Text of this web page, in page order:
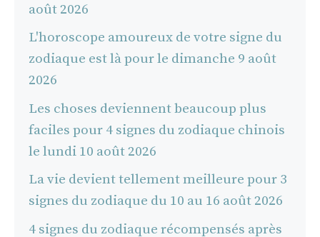
août 2026
L'horoscope amoureux de votre signe du
zodiaque est là pour le dimanche 9 août
2026
Les choses deviennent beaucoup plus
faciles pour 4 signes du zodiaque chinois
le lundi 10 août 2026
La vie devient tellement meilleure pour 3
signes du zodiaque du 10 au 16 août 2026
4 signes du zodiaque récompensés après